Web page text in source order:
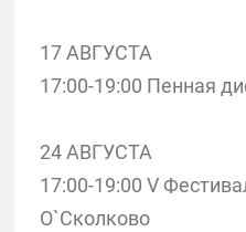
17 АВГУСТА
17:00-19:00 Пенная
24 АВГУСТА
17:00-19:00 V
О`Сколково